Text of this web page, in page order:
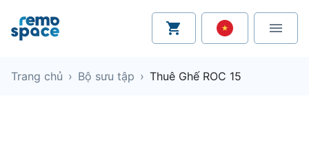
Trang chủ › Bộ sưu tập › Thuê Ghế ROC 15